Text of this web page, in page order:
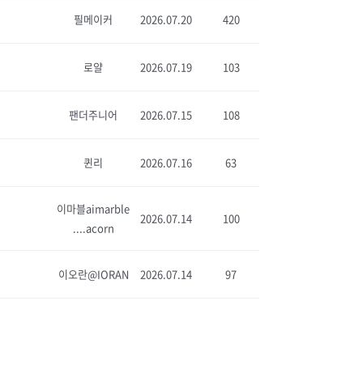
필메이커 2026.07.20 420
로얄 2026.07.19 103
팬더주니어 2026.07.15 108
퀸리 2026.07.16 63
이마블aimarble
....acorn
2026.07.14 100
이오란@IORAN 2026.07.14 97